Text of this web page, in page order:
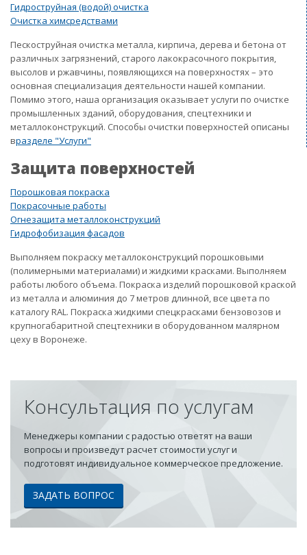
Гидроструйная (водой) очистка
Очистка химсредствами
Пескоструйная очистка металла, кирпича, дерева и бетона от
различных загрязнений, старого лакокрасочного покрытия,
высолов и ржавчины, появляющихся на поверхностях – это
основная специализация деятельности нашей компании.
Помимо этого, наша организация оказывает услуги по очистке
промышленных зданий, оборудования, спецтехники и
металлоконструкций. Способы очистки поверхностей описаны
вразделе "Услуги"
Защита поверхностей
Порошковая покраска
Покрасочные работы
Огнезащита металлоконструкций
Гидрофобизация фасадов
Выполняем покраску металлоконструкций порошковыми
(полимерными материалами) и жидкими красками. Выполняем
работы любого объема. Покраска изделий порошковой краской
из металла и алюминия до 7 метров длинной, все цвета по
каталогу RAL. Покраска жидкими спецкрасками бензовозов и
крупногабаритной спецтехники в оборудованном малярном
цеху в Воронеже.
Консультация по услугам
Менеджеры компании с радостью ответят на ваши
вопросы и произведут расчет стоимости услуг и
подготовят индивидуальное коммерческое предложение.
ЗАДАТЬ ВОПРОС